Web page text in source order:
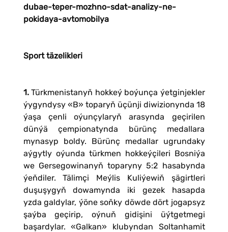
dubae-teper-mozhno-sdat-analizy-ne-
pokidaya-avtomobilya
Sport täzelikleri
1. Türkmenistanyň hokkeý boýunça ýetginjekler
ýygyndysy «B» toparyň üçünji diwizionynda 18
ýaşa çenli oýunçylaryň arasynda geçirilen
dünýä çempionatynda bürünç medallara
mynasyp boldy. Bürünç medallar ugrundaky
aýgytly oýunda türkmen hokkeýçileri Bosniýa
we Gersegowinanyň toparyny 5:2 hasabynda
ýeňdiler. Tälimçi Meýlis Kuliýewiň şägirtleri
duşuşygyň dowamynda iki gezek hasapda
yzda galdylar, ýöne soňky döwde dört jogapsyz
şaýba geçirip, oýnuň gidişini üýtgetmegi
başardylar. «Galkan» klubyndan Soltanhamit